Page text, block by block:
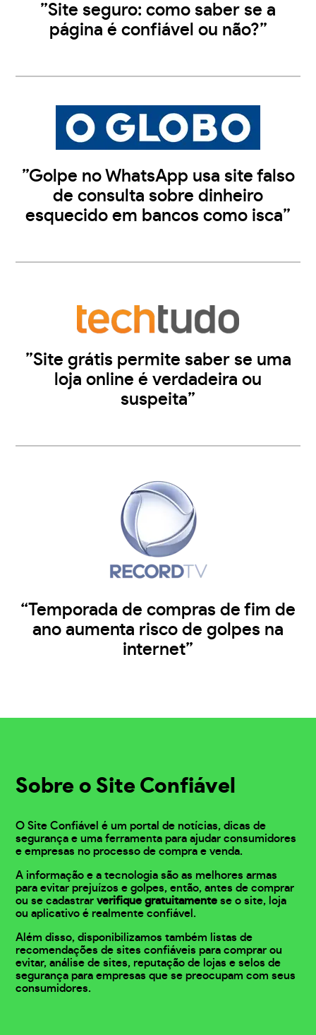
”Site seguro: como saber se a
página é confiável ou não?”
”Golpe no WhatsApp usa site falso
de consulta sobre dinheiro
esquecido em bancos como isca”
”Site grátis permite saber se uma
loja online é verdadeira ou
suspeita”
“Temporada de compras de fim de
ano aumenta risco de golpes na
internet”
Sobre o Site Confiável
O Site Confiável é um portal de notícias, dicas de
segurança e uma ferramenta para ajudar consumidores
e empresas no processo de compra e venda.
A informação e a tecnologia são as melhores armas
para evitar prejuízos e golpes, então, antes de comprar
ou se cadastrarverifique gratuitamente se o site, loja
ou aplicativo é realmente confiável.
Além disso, disponibilizamos também listas de
recomendações de sites confiáveis para comprar ou
evitar, análise de sites, reputação de lojas e selos de
segurança para empresas que se preocupam com seus
consumidores.